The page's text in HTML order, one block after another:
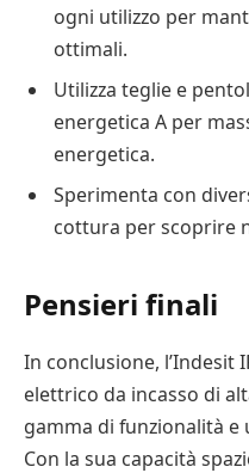
ogni utilizzo per
ottimali.
Utilizza teglie e
energetica A per
energetica.
Sperimenta con
cottura per scoprire
Pensieri finali
In conclusione, l’Indesit
elettrico da incasso di
gamma di funzionalità e
Con la sua capacità